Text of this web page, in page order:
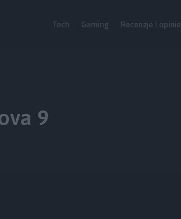
Tech Gaming Recenzje i opinie
9